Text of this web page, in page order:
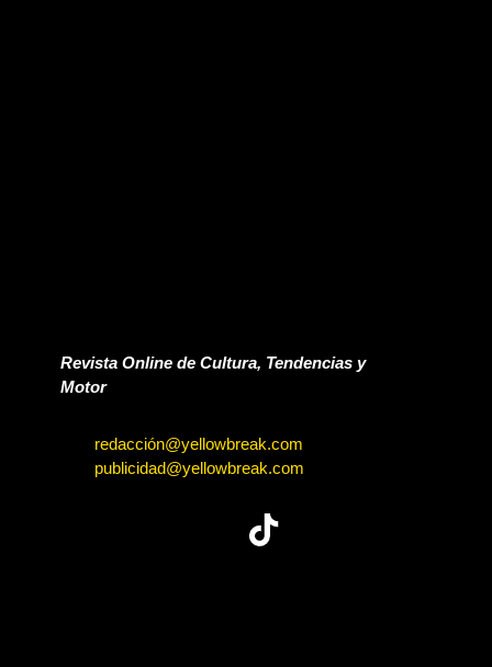
Revista Online de Cultura, Tendencias y
Motor
redacción@yellowbreak.com
publicidad@yellowbreak.com